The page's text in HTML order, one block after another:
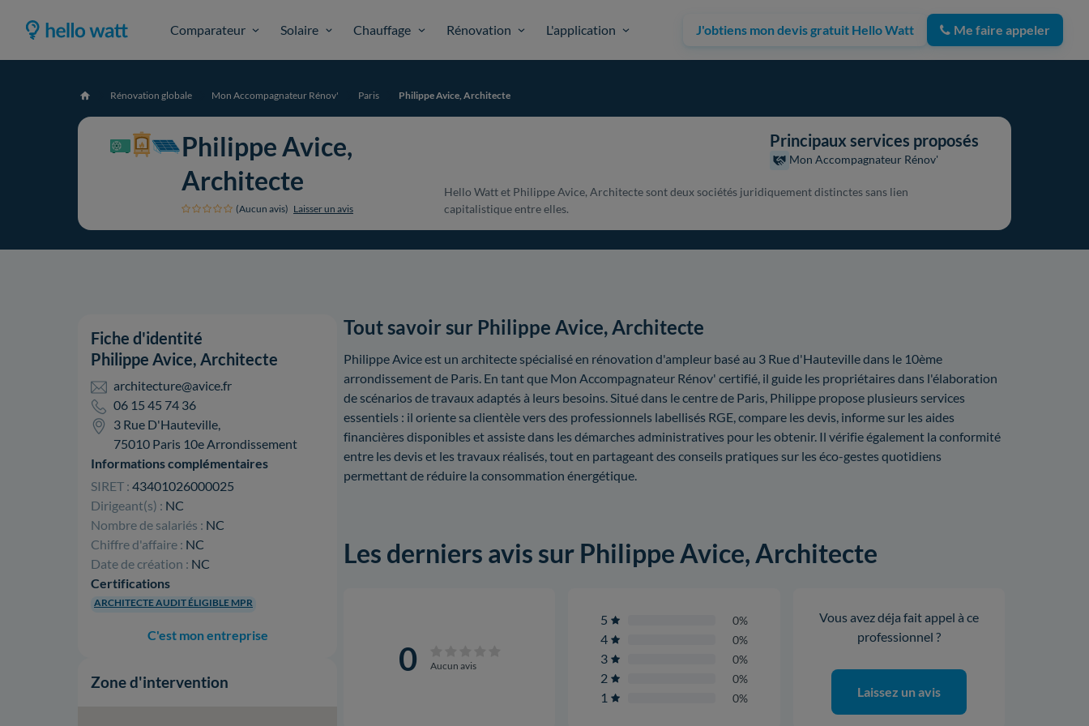
Comparateur Solaire Chauffage Rénovation L'application J'obtiens mon devis gratuit Hello Watt Me faire appeler
Accueil Rénovation globale Mon Accompagnateur Rénov' Paris Philippe Avice, Architecte
Philippe Avice,
Architecte
(Aucun avis) Laisser un avis
Principaux services proposés
Mon Accompagnateur Rénov'
Hello Watt et Philippe Avice, Architecte sont deux sociétés juridiquement distinctes sans lien
capitalistique entre elles.
Fiche d'identité
Philippe Avice, Architecte
architecture@avice.fr
06 15 45 74 36
3 Rue D'Hauteville,
75010 Paris 10e Arrondissement
Informations complémentaires
SIRET : 43401026000025
Dirigeant(s) : NC
Nombre de salariés : NC
Chiffre d'affaire : NC
Date de création : NC
Certifications
ARCHITECTE AUDIT ÉLIGIBLE MPR
C'est mon entreprise
Zone d'intervention
Tout savoir sur Philippe Avice, Architecte
Philippe Avice est un architecte spécialisé en rénovation d'ampleur basé au 3 Rue d'Hauteville dans le 10ème
arrondissement de Paris. En tant que Mon Accompagnateur Rénov' certifié, il guide les propriétaires dans l'élaboration
de scénarios de travaux adaptés à leurs besoins. Situé dans le centre de Paris, Philippe propose plusieurs services
essentiels : il oriente sa clientèle vers des professionnels labellisés RGE, compare les devis, informe sur les aides
financières disponibles et assiste dans les démarches administratives pour les obtenir. Il vérifie également la conformité
entre les devis et les travaux réalisés, tout en partageant des conseils pratiques sur les éco-gestes quotidiens
permettant de réduire la consommation énergétique.
Les derniers avis sur Philippe Avice, Architecte
0 Aucun avis
5 0%
4 0%
3 0%
2 0%
1 0%
Vous avez déja fait appel à ce
professionnel ?
Laissez un avis